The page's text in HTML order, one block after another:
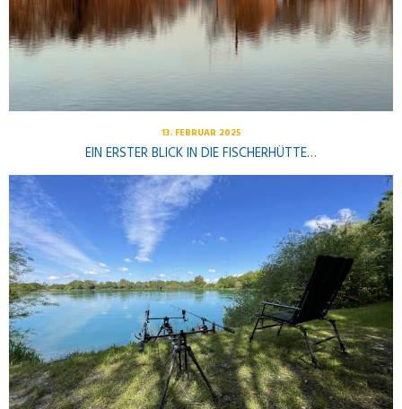
13. FEBRUAR 2025
EIN ERSTER BLICK IN DIE FISCHERHÜTTE…